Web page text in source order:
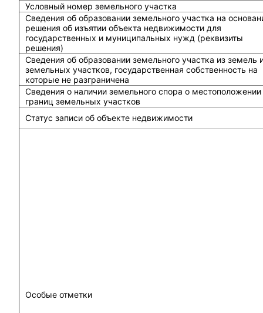
Условный номер земельного участка
Сведения об образовании земельного участка на
решения об изъятии объекта недвижимости для
государственных и муниципальных нужд (реквизиты
решения)
Сведения об образовании земельного участка из земель
земельных участков, государственная собственность на
которые не разграничена
Сведения о наличии земельного спора о местоположении
границ земельных участков
Статус записи об объекте недвижимости
Особые отметки